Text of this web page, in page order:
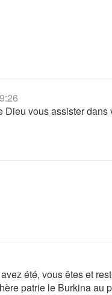
vous assister
été, vous êtes et
patrie le Burkina au